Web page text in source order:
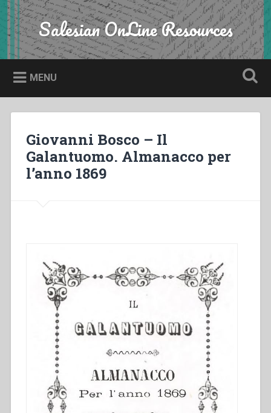
Skip
to
content
Search Salesian OnLine Resources
MENU
Giovanni Bosco – Il
Galantuomo. Almanacco per
l’anno 1869